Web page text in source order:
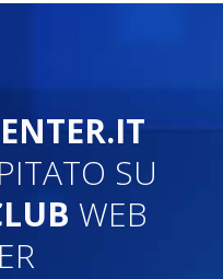
SU
WEB